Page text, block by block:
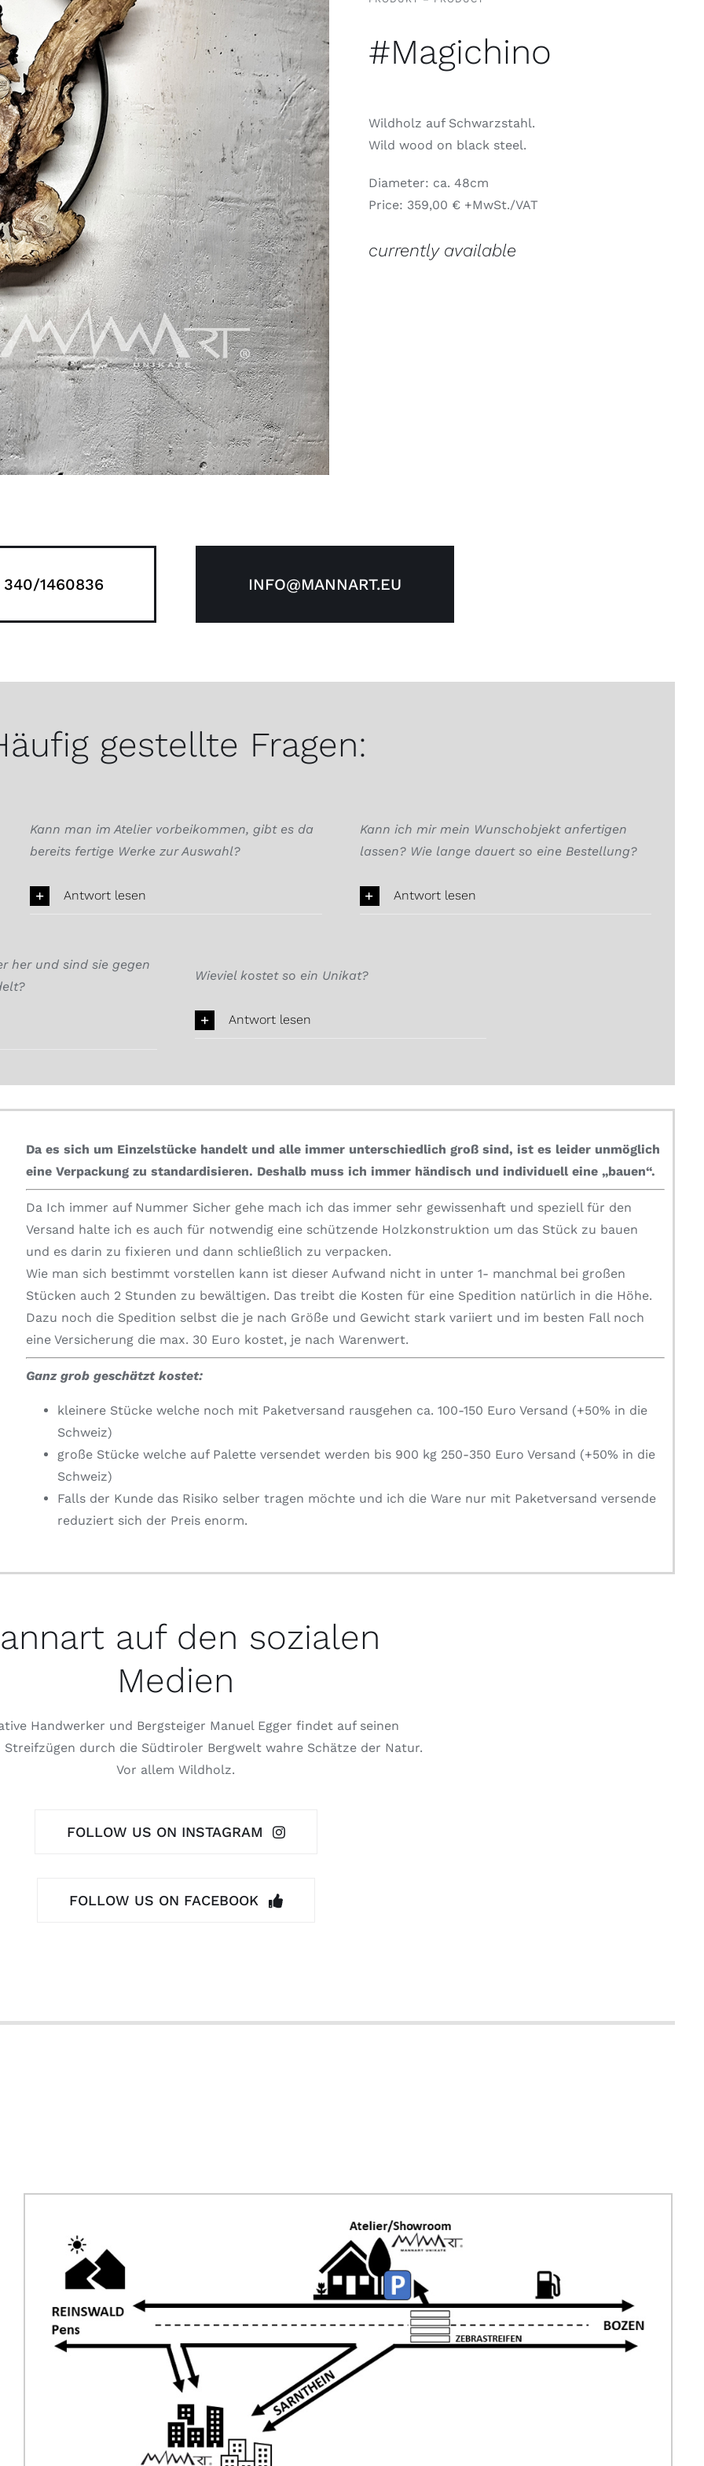
#Magichino
Wildholz auf Schwarzstahl.
Wild wood on black steel.
Diameter: ca. 48cm
Price: 359,00 € +MwSt./VAT
currently available
1460836 INFO@MANNART.EU
gestellte Fragen:
Kann man im Atelier vorbeikommen, gibt es da
bereits fertige Werke zur Auswahl?
Antwort lesen
Kann ich mir mein Wunschobjekt anfertigen
lassen? Wie lange dauert so eine Bestellung?
Antwort lesen
her und sind sie gegen
Wieviel kostet so ein Unikat?
Antwort lesen
Da es sich um Einzelstücke handelt und alle immer unterschiedlich groß sind, ist es leider unmöglich
eine Verpackung zu standardisieren. Deshalb muss ich immer händisch und individuell eine „bauen“.
Da Ich immer auf Nummer Sicher gehe mach ich das immer sehr gewissenhaft und speziell für den
Versand halte ich es auch für notwendig eine schützende Holzkonstruktion um das Stück zu bauen
und es darin zu fixieren und dann schließlich zu verpacken.
Wie man sich bestimmt vorstellen kann ist dieser Aufwand nicht in unter 1- manchmal bei großen
Stücken auch 2 Stunden zu bewältigen. Das treibt die Kosten für eine Spedition natürlich in die Höhe.
Dazu noch die Spedition selbst die je nach Größe und Gewicht stark variiert und im besten Fall noch
eine Versicherung die max. 30 Euro kostet, je nach Warenwert.
Ganz grob geschätzt kostet:
kleinere Stücke welche noch mit Paketversand rausgehen ca. 100-150 Euro Versand (+50% in die
Schweiz)
große Stücke welche auf Palette versendet werden bis 900 kg 250-350 Euro Versand (+50% in die
Schweiz)
Falls der Kunde das Risiko selber tragen möchte und ich die Ware nur mit Paketversand versende
reduziert sich der Preis enorm.
auf den sozialen
Medien
Handwerker und Bergsteiger Manuel Egger findet auf seinen
Streifzügen durch die Südtiroler Bergwelt wahre Schätze der Natur.
Vor allem Wildholz.
FOLLOW US ON INSTAGRAM
FOLLOW US ON FACEBOOK